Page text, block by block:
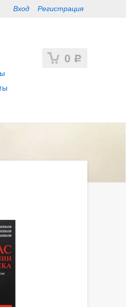
Вход Регистрация
0 Р